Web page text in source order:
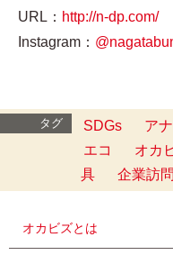
URL： http://n-dp.com/
Instagram：
タグ SDGs ア
エコ
オカ
具
企業訪問
オカビズとは